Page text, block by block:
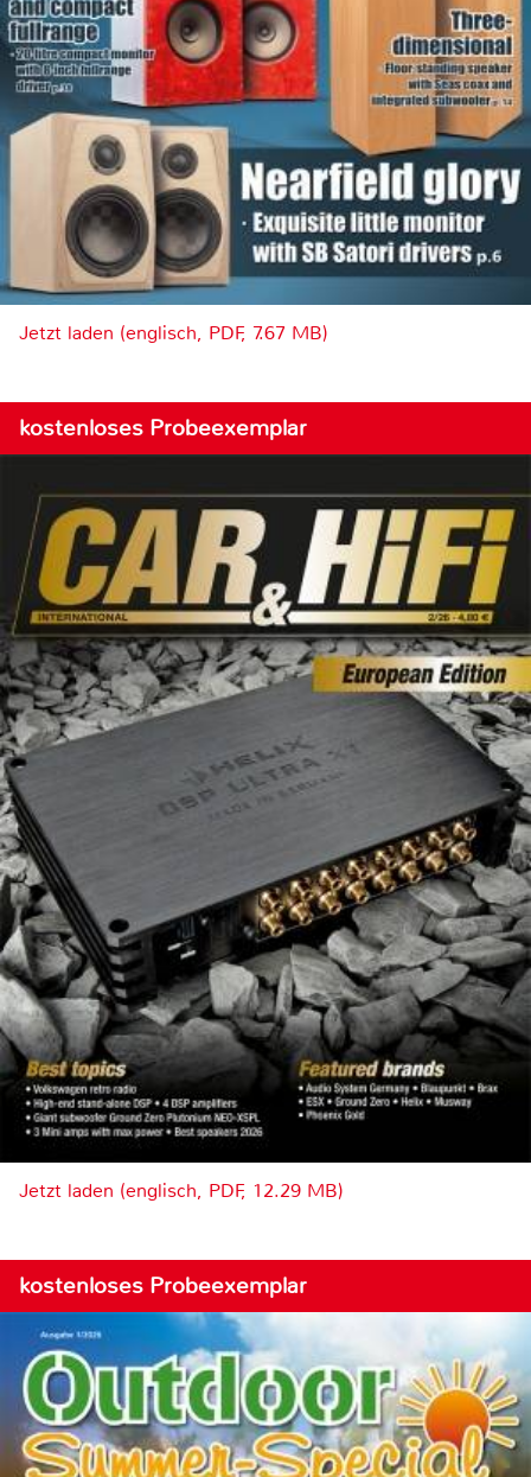
Jetzt laden (englisch, PDF, 7.67 MB)
kostenloses Probeexemplar
Jetzt laden (englisch, PDF, 12.29 MB)
kostenloses Probeexemplar